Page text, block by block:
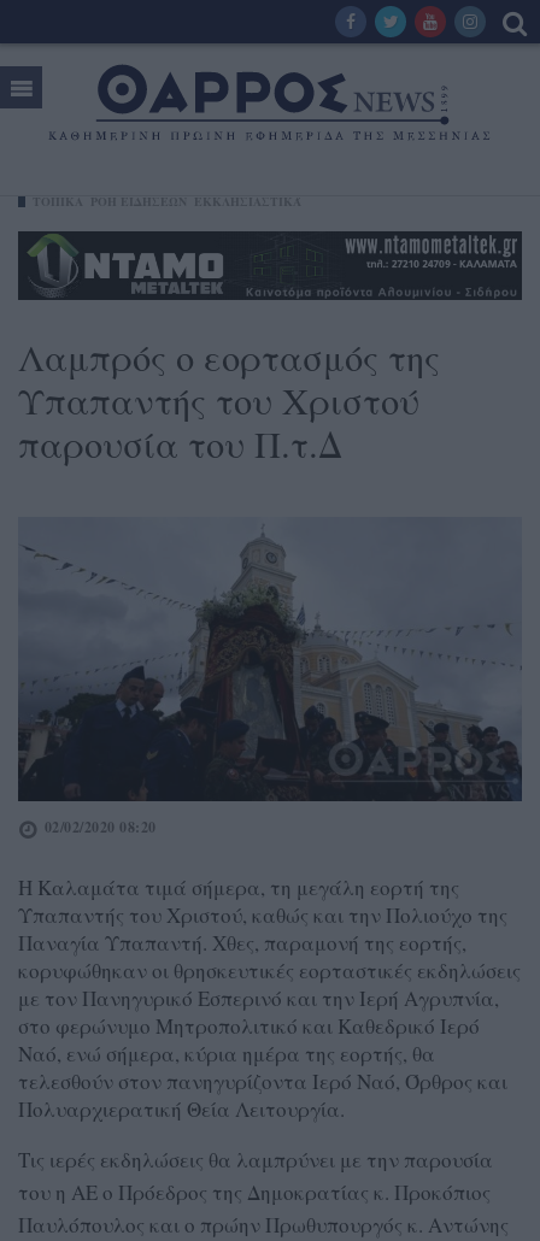
Λαμπρός ο εορτασμός της
Υπαπαντής του Χριστού
παρουσία του Π.τ.Δ
02/02/2020 08:20
Η Καλαμάτα τιμά σήμερα, τη μεγάλη εορτή της
Υπαπαντής του Χριστού, καθώς και την Πολιούχο της
Παναγία Υπαπαντή. Χθες, παραμονή της εορτής,
κορυφώθηκαν οι θρησκευτικές εορταστικές εκδηλώσεις
με τον Πανηγυρικό Εσπερινό και την Ιερή Αγρυπνία,
στο φερώνυμο Μητροπολιτικό και Καθεδρικό Ιερό
Ναό, ενώ σήμερα, κύρια ημέρα της εορτής, θα
τελεσθούν στον πανηγυρίζοντα Ιερό Nαό, Όρθρος και
Πολυαρχιερατική Θεία Λειτουργία.
Τις ιερές εκδηλώσεις θα λαμπρύνει με την παρουσία
του η ΑΕ ο Πρόεδρος της Δημοκρατίας κ. Προκόπιος
Παυλόπουλος και o πρώην Πρωθυπουργός κ. Αντώνης